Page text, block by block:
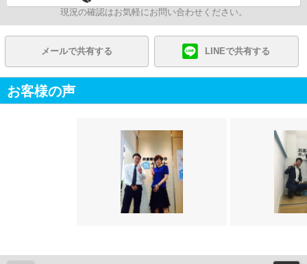
現況の確認はお気軽にお問い合わせください。
メールで共有する LINEで共有する
お客様の声